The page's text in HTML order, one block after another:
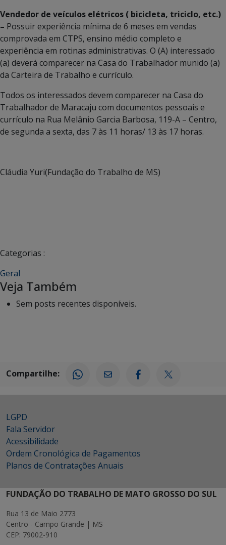
Vendedor de veículos elétricos ( bicicleta, triciclo, etc.)
– Possuir experiência mínima de 6 meses em vendas
comprovada em CTPS, ensino médio completo e
experiência em rotinas administrativas. O (A) interessado
(a) deverá comparecer na Casa do Trabalhador munido (a)
da Carteira de Trabalho e currículo.
Todos os interessados devem comparecer na Casa do
Trabalhador de Maracaju com documentos pessoais e
currículo na Rua Melânio Garcia Barbosa, 119-A – Centro,
de segunda a sexta, das 7 às 11 horas/ 13 às 17 horas.
Cláudia Yuri(Fundação do Trabalho de MS)
Categorias :
Geral
Veja Também
Sem posts recentes disponíveis.
Compartilhe:
LGPD
Fala Servidor
Acessibilidade
Ordem Cronológica de Pagamentos
Planos de Contratações Anuais
FUNDAÇÃO DO TRABALHO DE MATO GROSSO DO SUL
Rua 13 de Maio 2773
Centro - Campo Grande | MS
CEP: 79002-910